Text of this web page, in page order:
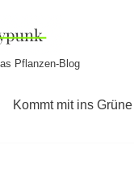
Pflanzen-Blog
Kommt mit ins